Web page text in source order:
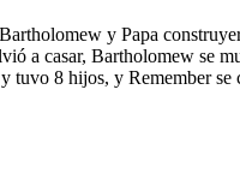
y Papa
a casar, Bartholomew se
tuvo 8 hijos, y Remember se